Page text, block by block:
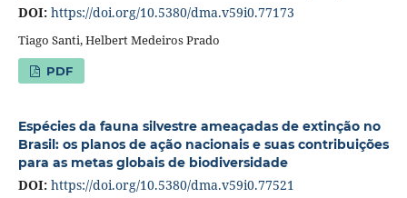
DOI: https://doi.org/10.5380/dma.v59i0.77173
Tiago Santi, Helbert Medeiros Prado
PDF
Espécies da fauna silvestre ameaçadas de extinção no
Brasil: os planos de ação nacionais e suas contribuições
para as metas globais de biodiversidade
DOI: https://doi.org/10.5380/dma.v59i0.77521